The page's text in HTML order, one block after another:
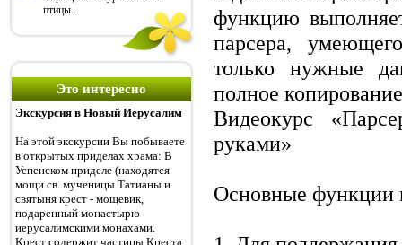
птицы...
Это интересно
Экскурсия в Новый Иерусалим
На этой экскурсии Вы побываете
в открытых приделах храма: В
Успенском приделе (находятся
мощи св. мученицы Татианы и
святыня крест - мощевик,
подаренный монастырю
иерусалимскими монахами.
Крест содержит частицы Креста
функцию
парсера,
только нужные
полное
Видеокурс
руками»
Основные функции